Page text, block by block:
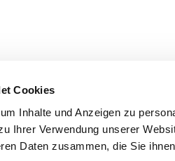
Cookies
Inhalte und Anzeigen zu
Ihrer Verwendung unserer
Daten zusammen, die Sie